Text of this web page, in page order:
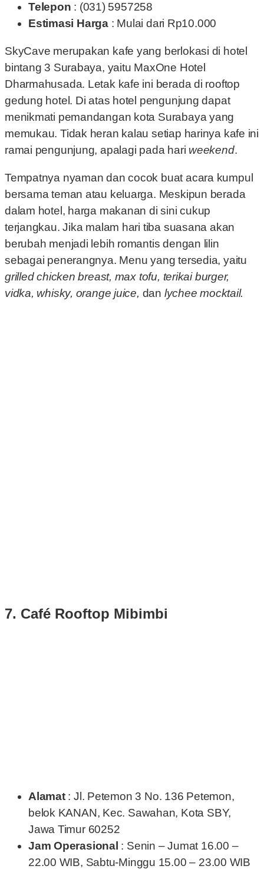
Telepon : (031) 5957258
Estimasi Harga : Mulai dari Rp10.000
SkyCave merupakan kafe yang berlokasi di hotel
bintang 3 Surabaya, yaitu MaxOne Hotel
Dharmahusada. Letak kafe ini berada di rooftop
gedung hotel. Di atas hotel pengunjung dapat
menikmati pemandangan kota Surabaya yang
memukau. Tidak heran kalau setiap harinya kafe ini
ramai pengunjung, apalagi pada hari weekend.
Tempatnya nyaman dan cocok buat acara kumpul
bersama teman atau keluarga. Meskipun berada
dalam hotel, harga makanan di sini cukup
terjangkau. Jika malam hari tiba suasana akan
berubah menjadi lebih romantis dengan lilin
sebagai penerangnya. Menu yang tersedia, yaitu
grilled chicken breast, max tofu, terikai burger,
vidka, whisky, orange juice, dan lychee mocktail.
7. Café Rooftop Mibimbi
Alamat : Jl. Petemon 3 No. 136 Petemon,
belok KANAN, Kec. Sawahan, Kota SBY,
Jawa Timur 60252
Jam Operasional : Senin – Jumat 16.00 –
22.00 WIB, Sabtu-Minggu 15.00 – 23.00 WIB